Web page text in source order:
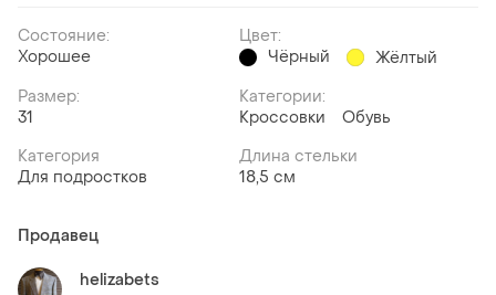
Состояние:
Хорошее
Цвет:
Чёрный
Жёлтый
Размер:
31
Категории:
Кроссовки
Обувь
Категория
Для подростков
Длина стельки
18,5 см
Продавец
helizabets